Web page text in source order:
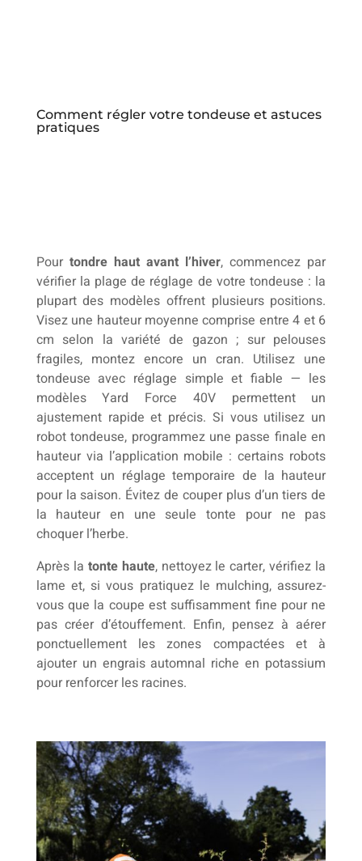
Comment régler votre tondeuse et astuces
pratiques
Pour tondre haut avant l’hiver, commencez par
vérifier la plage de réglage de votre tondeuse : la
plupart des modèles offrent plusieurs positions.
Visez une hauteur moyenne comprise entre 4 et 6
cm selon la variété de gazon ; sur pelouses
fragiles, montez encore un cran. Utilisez une
tondeuse avec réglage simple et fiable — les
modèles Yard Force 40V permettent un
ajustement rapide et précis. Si vous utilisez un
robot tondeuse, programmez une passe finale en
hauteur via l’application mobile : certains robots
acceptent un réglage temporaire de la hauteur
pour la saison. Évitez de couper plus d’un tiers de
la hauteur en une seule tonte pour ne pas
choquer l’herbe.
Après la tonte haute, nettoyez le carter, vérifiez la
lame et, si vous pratiquez le mulching, assurez-
vous que la coupe est suffisamment fine pour ne
pas créer d’étouffement. Enfin, pensez à aérer
ponctuellement les zones compactées et à
ajouter un engrais automnal riche en potassium
pour renforcer les racines.